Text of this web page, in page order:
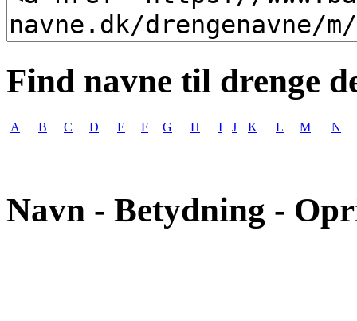
Find navne til drenge
A B C D E F G H I J K L M N
Navn - Betydning -